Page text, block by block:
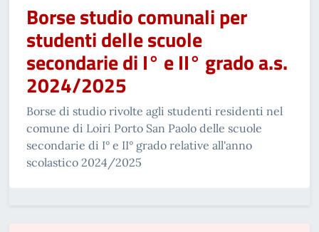
Borse studio comunali per
studenti delle scuole
secondarie di I° e II° grado a.s.
2024/2025
Borse di studio rivolte agli studenti residenti nel
comune di Loiri Porto San Paolo delle scuole
secondarie di I° e II° grado relative all'anno
scolastico 2024/2025